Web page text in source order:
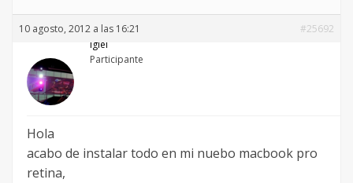
10 agosto, 2012 a las 16:21
#25692
igiel
Participante
Hola
acabo de instalar todo en mi nuebo macbook pro
retina,